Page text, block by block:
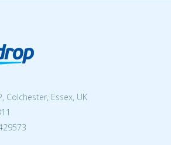
Colchester, Essex, UK